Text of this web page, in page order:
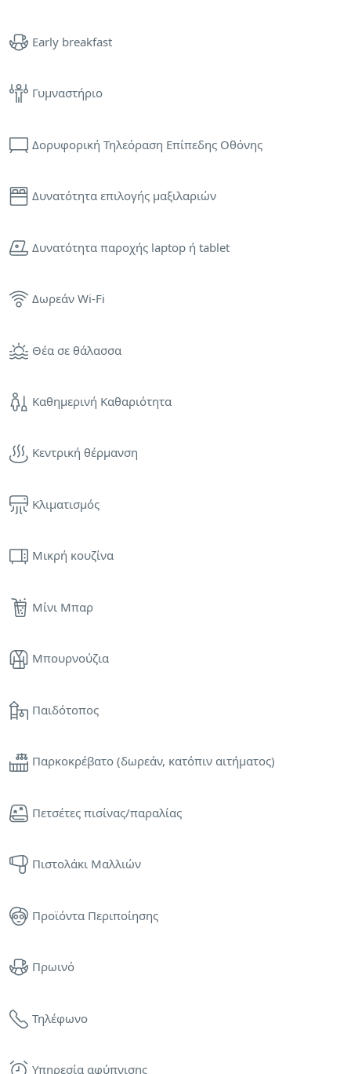
Early breakfast
Γυμναστήριο
Δορυφορική Τηλεόραση Επίπεδης Οθόνης
Δυνατότητα επιλογής μαξιλαριών
Δυνατότητα παροχής laptop ή tablet
Δωρεάν Wi-Fi
Θέα σε θάλασσα
Καθημερινή Καθαριότητα
Κεντρική θέρμανση
Κλιματισμός
Μικρή κουζίνα
Μίνι Μπαρ
Μπουρνούζια
Παιδότοπος
Παρκοκρέβατο (δωρεάν, κατόπιν αιτήματος)
Πετσέτες πισίνας/παραλίας
Πιστολάκι Μαλλιών
Προϊόντα Περιποίησης
Πρωινό
Τηλέφωνο
Υπηρεσία αφύπνισης